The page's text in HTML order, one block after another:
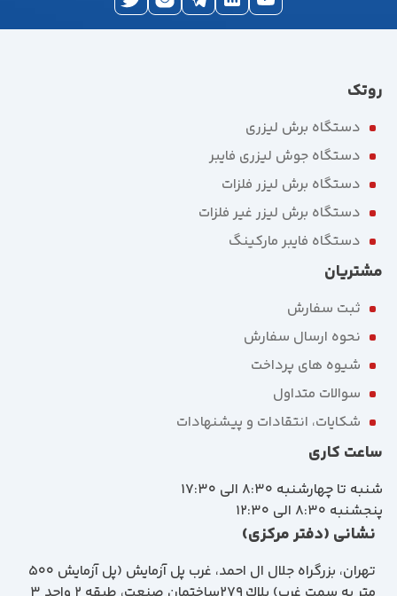
روتک
دستگاه برش لیزری
دستگاه جوش لیزری فایبر
دستگاه برش لیزر فلزات
دستگاه برش لیزر غیر فلزات
دستگاه فایبر مارکینگ
مشتریان
ثبت سفارش
نحوه ارسال سفارش
شیوه های پرداخت
سوالات متداول
شکایات، انتقادات و پیشنهادات
ساعت کاری
شنبه تا چهارشنبه 8:30 الی 17:30
پنجشنبه 8:30 الی 12:30
نشانی (دفتر مرکزی)
تهران، بزرگراه جلال ال احمد، غرب پل آزمايش (پل آزمايش ٥٠٠